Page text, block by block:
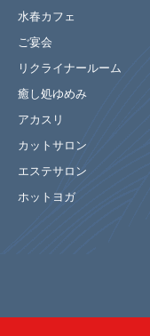
水春カフェ
ご宴会
リクライナールーム
癒し処ゆめみ
アカスリ
カットサロン
エステサロン
ホットヨガ